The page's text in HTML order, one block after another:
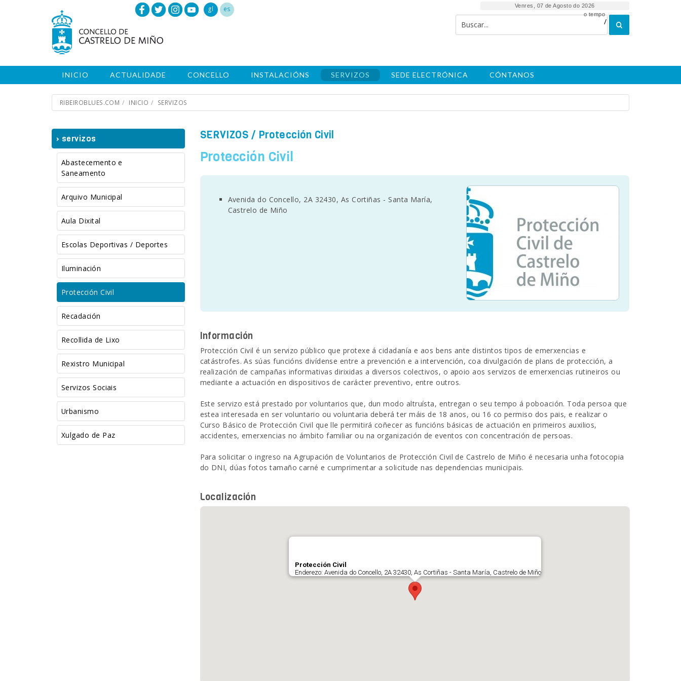
gl es Venres, 07 de Agosto do 2026
/
o tempo
INICIO ACTUALIDADE CONCELLO INSTALACIÓNS SERVIZOS SEDE ELECTRÓNICA CÓNTANOS
RIBEIROBLUES.COM INICIO SERVIZOS
› servizos
Abastecemento e
Saneamento
Arquivo Municipal
Aula Dixital
Escolas Deportivas / Deportes
Iluminación
Protección Civil
Recadación
Recollida de Lixo
Rexistro Municipal
Servizos Sociais
Urbanismo
Xulgado de Paz
SERVIZOS / Protección Civil
Protección Civil
Avenida do Concello, 2A 32430, As Cortiñas - Santa María,
Castrelo de Miño
Información
Protección Civil é un servizo público que protexe á cidadanía e aos bens ante distintos tipos de emerxencias e
catástrofes. As súas funcións divídense entre a prevención e a intervención, coa divulgación de plans de protección, a
realización de campañas informativas dirixidas a diversos colectivos, o apoio aos servizos de emerxencias rutineiros ou
mediante a actuación en dispositivos de carácter preventivo, entre outros.
Este servizo está prestado por voluntarios que, dun modo altruísta, entregan o seu tempo á poboación. Toda persoa que
estea interesada en ser voluntario ou voluntaria deberá ter máis de 18 anos, ou 16 co permiso dos pais, e realizar o
Curso Básico de Protección Civil que lle permitirá coñecer as funcións básicas de actuación en primeiros auxilios,
accidentes, emerxencias no ámbito familiar ou na organización de eventos con concentración de persoas.
Para solicitar o ingreso na Agrupación de Voluntarios de Protección Civil de Castrelo de Miño é necesaria unha fotocopia
do DNI, dúas fotos tamaño carné e cumprimentar a solicitude nas dependencias municipais.
Localización